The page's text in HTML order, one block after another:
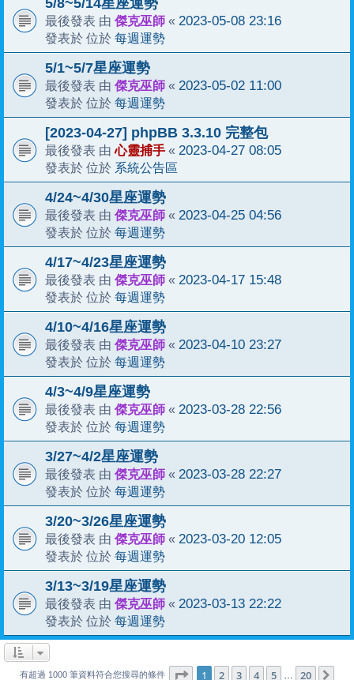
最後發表 由 傑克巫師 « 2023-05-08 23:16
發表於 位於 每週運勢
5/1~5/7星座運勢
最後發表 由 傑克巫師 « 2023-05-02 11:00
發表於 位於 每週運勢
[2023-04-27] phpBB 3.3.10 完整包
最後發表 由心靈捕手 « 2023-04-27 08:05
發表於 位於 系統公告區
4/24~4/30星座運勢
最後發表 由 傑克巫師 « 2023-04-25 04:56
發表於 位於 每週運勢
4/17~4/23星座運勢
最後發表 由 傑克巫師 « 2023-04-17 15:48
發表於 位於 每週運勢
4/10~4/16星座運勢
最後發表 由 傑克巫師 « 2023-04-10 23:27
發表於 位於 每週運勢
4/3~4/9星座運勢
最後發表 由 傑克巫師 « 2023-03-28 22:56
發表於 位於 每週運勢
3/27~4/2星座運勢
最後發表 由 傑克巫師 « 2023-03-28 22:27
發表於 位於 每週運勢
3/20~3/26星座運勢
最後發表 由 傑克巫師 « 2023-03-20 12:05
發表於 位於 每週運勢
3/13~3/19星座運勢
最後發表 由 傑克巫師 « 2023-03-13 22:22
發表於 位於 每週運勢
有超過 1000 筆資料符合您搜尋的條件 第1 頁 (共 20頁)
1 2 3 4 5 20